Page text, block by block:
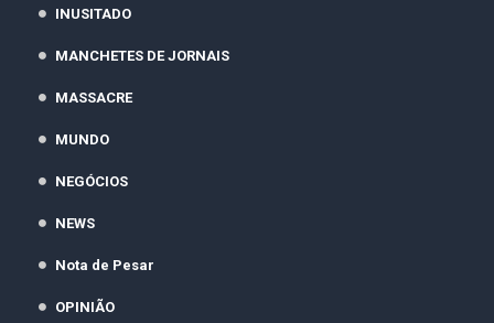
INUSITADO
MANCHETES DE JORNAIS
MASSACRE
MUNDO
NEGÓCIOS
NEWS
Nota de Pesar
OPINIÃO